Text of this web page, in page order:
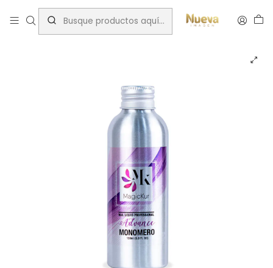
Insumos Manicure MAGICKUR MONÓMERO ADVANCE 150ML